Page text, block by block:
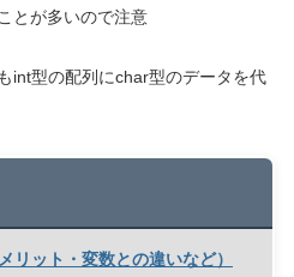
とが多いので注意
int型の配列にchar型のデータを代
リット・変数との違いなど）